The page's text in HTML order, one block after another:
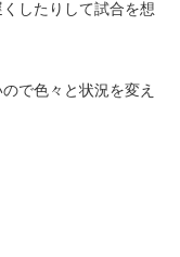
したりして試合を想
で色々と状況を変え